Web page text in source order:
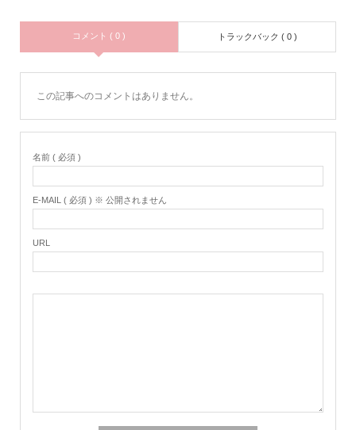
コメント ( 0 ) トラックバック ( 0 )
この記事へのコメントはありません。
名前 ( 必須 )
E-MAIL ( 必須 ) ※ 公開されません
URL